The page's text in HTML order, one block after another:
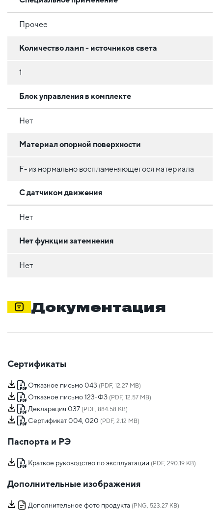
Прочее
Количество ламп - источников света
1
Блок управления в комплекте
Нет
Материал опорной поверхности
F- из нормально воспламеняющегося материала
С датчиком движения
Нет
Нет функции затемнения
Нет
Документация
Сертификаты
Отказное письмо 043 (PDF, 12.27 MB)
Отказное письмо 123-ФЗ (PDF, 12.57 MB)
Декларация 037 (PDF, 884.58 KB)
Сертификат 004, 020 (PDF, 2.12 MB)
Паспорта и РЭ
Краткое руководство по эксплуатации (PDF, 290.19 KB)
Дополнительные изображения
Дополнительное фото продукта (PNG, 523.27 KB)